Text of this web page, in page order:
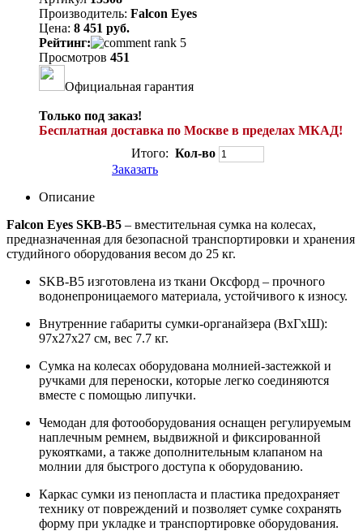
Производитель: Falcon Eyes
Цена: 8 451 руб.
Рейтинг:
Просмотров 451
Официальная гарантия
Только под заказ!
Бесплатная доставка по Москве в пределах МКАД!
Итого: Кол-во
Заказать
Описание
Falcon Eyes SKB-B5 – вместительная сумка на колесах,
предназначенная для безопасной транспортировки и хранения
студийного оборудования весом до 25 кг.
SKB-B5 изготовлена из ткани Оксфорд – прочного
водонепроницаемого материала, устойчивого к износу.
Внутренние габариты сумки-органайзера (ВхГхШ):
97х27х27 см, вес 7.7 кг.
Сумка на колесах оборудована молнией-застежкой и
ручками для переноски, которые легко соединяются
вместе с помощью липучки.
Чемодан для фотооборудования оснащен регулируемым
наплечным ремнем, выдвижной и фиксированной
рукоятками, а также дополнительным клапаном на
молнии для быстрого доступа к оборудованию.
Каркас сумки из пенопласта и пластика предохраняет
технику от повреждений и позволяет сумке сохранять
форму при укладке и транспортировке оборудования.